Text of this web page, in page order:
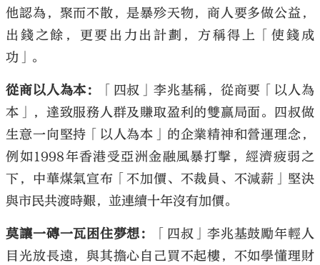
他認為，聚而不散，是暴殄天物，商人要多做公益，
出錢之餘，更要出力出計劃，方稱得上「使錢成
功」。
從商以人為本：
「四叔」李兆基稱，從商要「以人為
本」，達致服務人群及賺取盈利的雙贏局面。四叔做
生意一向堅持「以人為本」的企業精神和營運理念，
例如1998年香港受亞洲金融風暴打擊，經濟疲弱之
下，中華煤氣宣布「不加價、不裁員、不減薪」堅決
與市民共渡時艱，並連續十年沒有加價。
莫讓一磚一瓦困住夢想：
「四叔」李兆基鼓勵年輕人
目光放長遠，與其擔心自己買不起樓，不如學懂理財